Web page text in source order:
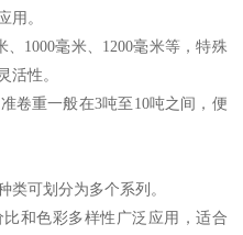
用。
1000毫米、1200毫米等，特殊
活性。
卷重一般在3吨至10吨之间，便
类可划分为多个系列。
和色彩多样性广泛应用，适合